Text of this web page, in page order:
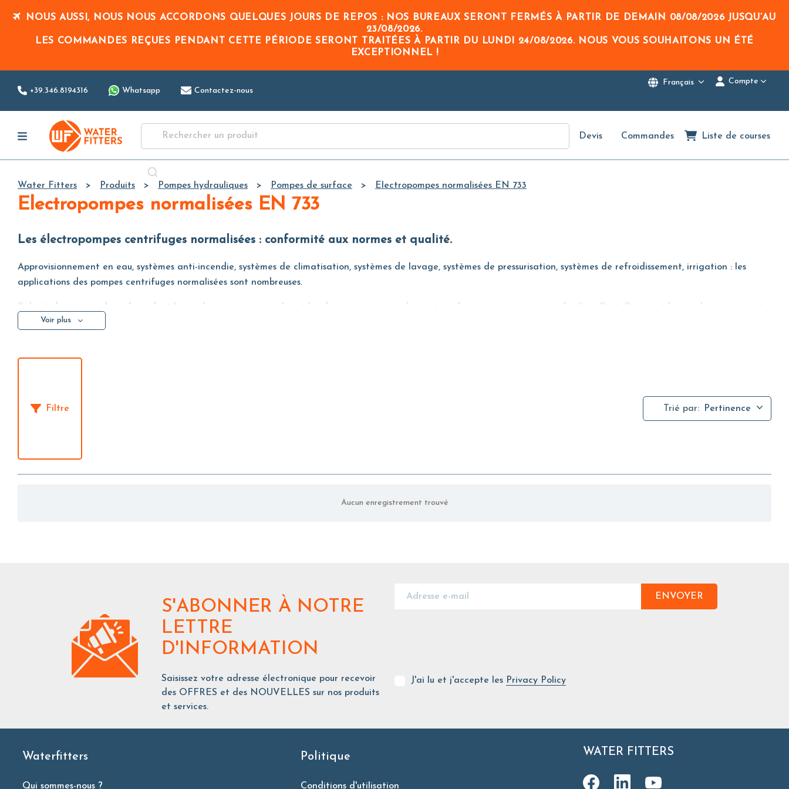
Main
Content
NOUS AUSSI, NOUS NOUS ACCORDONS QUELQUES JOURS DE REPOS : NOS BUREAUX SERONT FERMÉS À PARTIR DE DEMAIN 08/08/2026JUSQU’AU
23/08/2026.
LES COMMANDES REÇUES PENDANT CETTE PÉRIODE SERONT TRAITÉES À PARTIR DU LUNDI 24/08/2026. NOUS VOUS SOUHAITONS UN ÉTÉ
EXCEPTIONNEL !
+39.346.8194316 Whatsapp Contactez-nous
Français Compte
Devis Commandes Liste de courses
Water Fitters Produits Pompes hydrauliques Pompes de surface Electropompes normalisées EN 733
Electropompes normalisées EN 733
Les électropompes centrifuges normalisées : conformité aux normes et qualité.
Approvisionnement en eau, systèmes anti-incendie, systèmes de climatisation, systèmes de lavage, systèmes de pressurisation, systèmes de refroidissement, irrigation : les
applications des pompes centrifuges normalisées sont nombreuses.
Il s'agit de pompes de surface dont les performances nominales et les dimensions principales sont conformes aux normes pour faciliter l'installation et le remplacement, tout
en étant fabriquées selon des exigences technologiques et qualitatives élevées.
Voir plus
Filtre Trié par: Pertinence
Aucun enregistrement trouvé
S'ABONNER À NOTRE
LETTRE
D'INFORMATION
Saisissez votre adresse électronique pour recevoir
des OFFRES et des NOUVELLES sur nos produits
et services.
ENVOYER
J'ai lu et j'accepte les Privacy Policy
Waterfitters
Qui sommes-nous ?
Politique
Conditions d'utilisation
WATER FITTERS